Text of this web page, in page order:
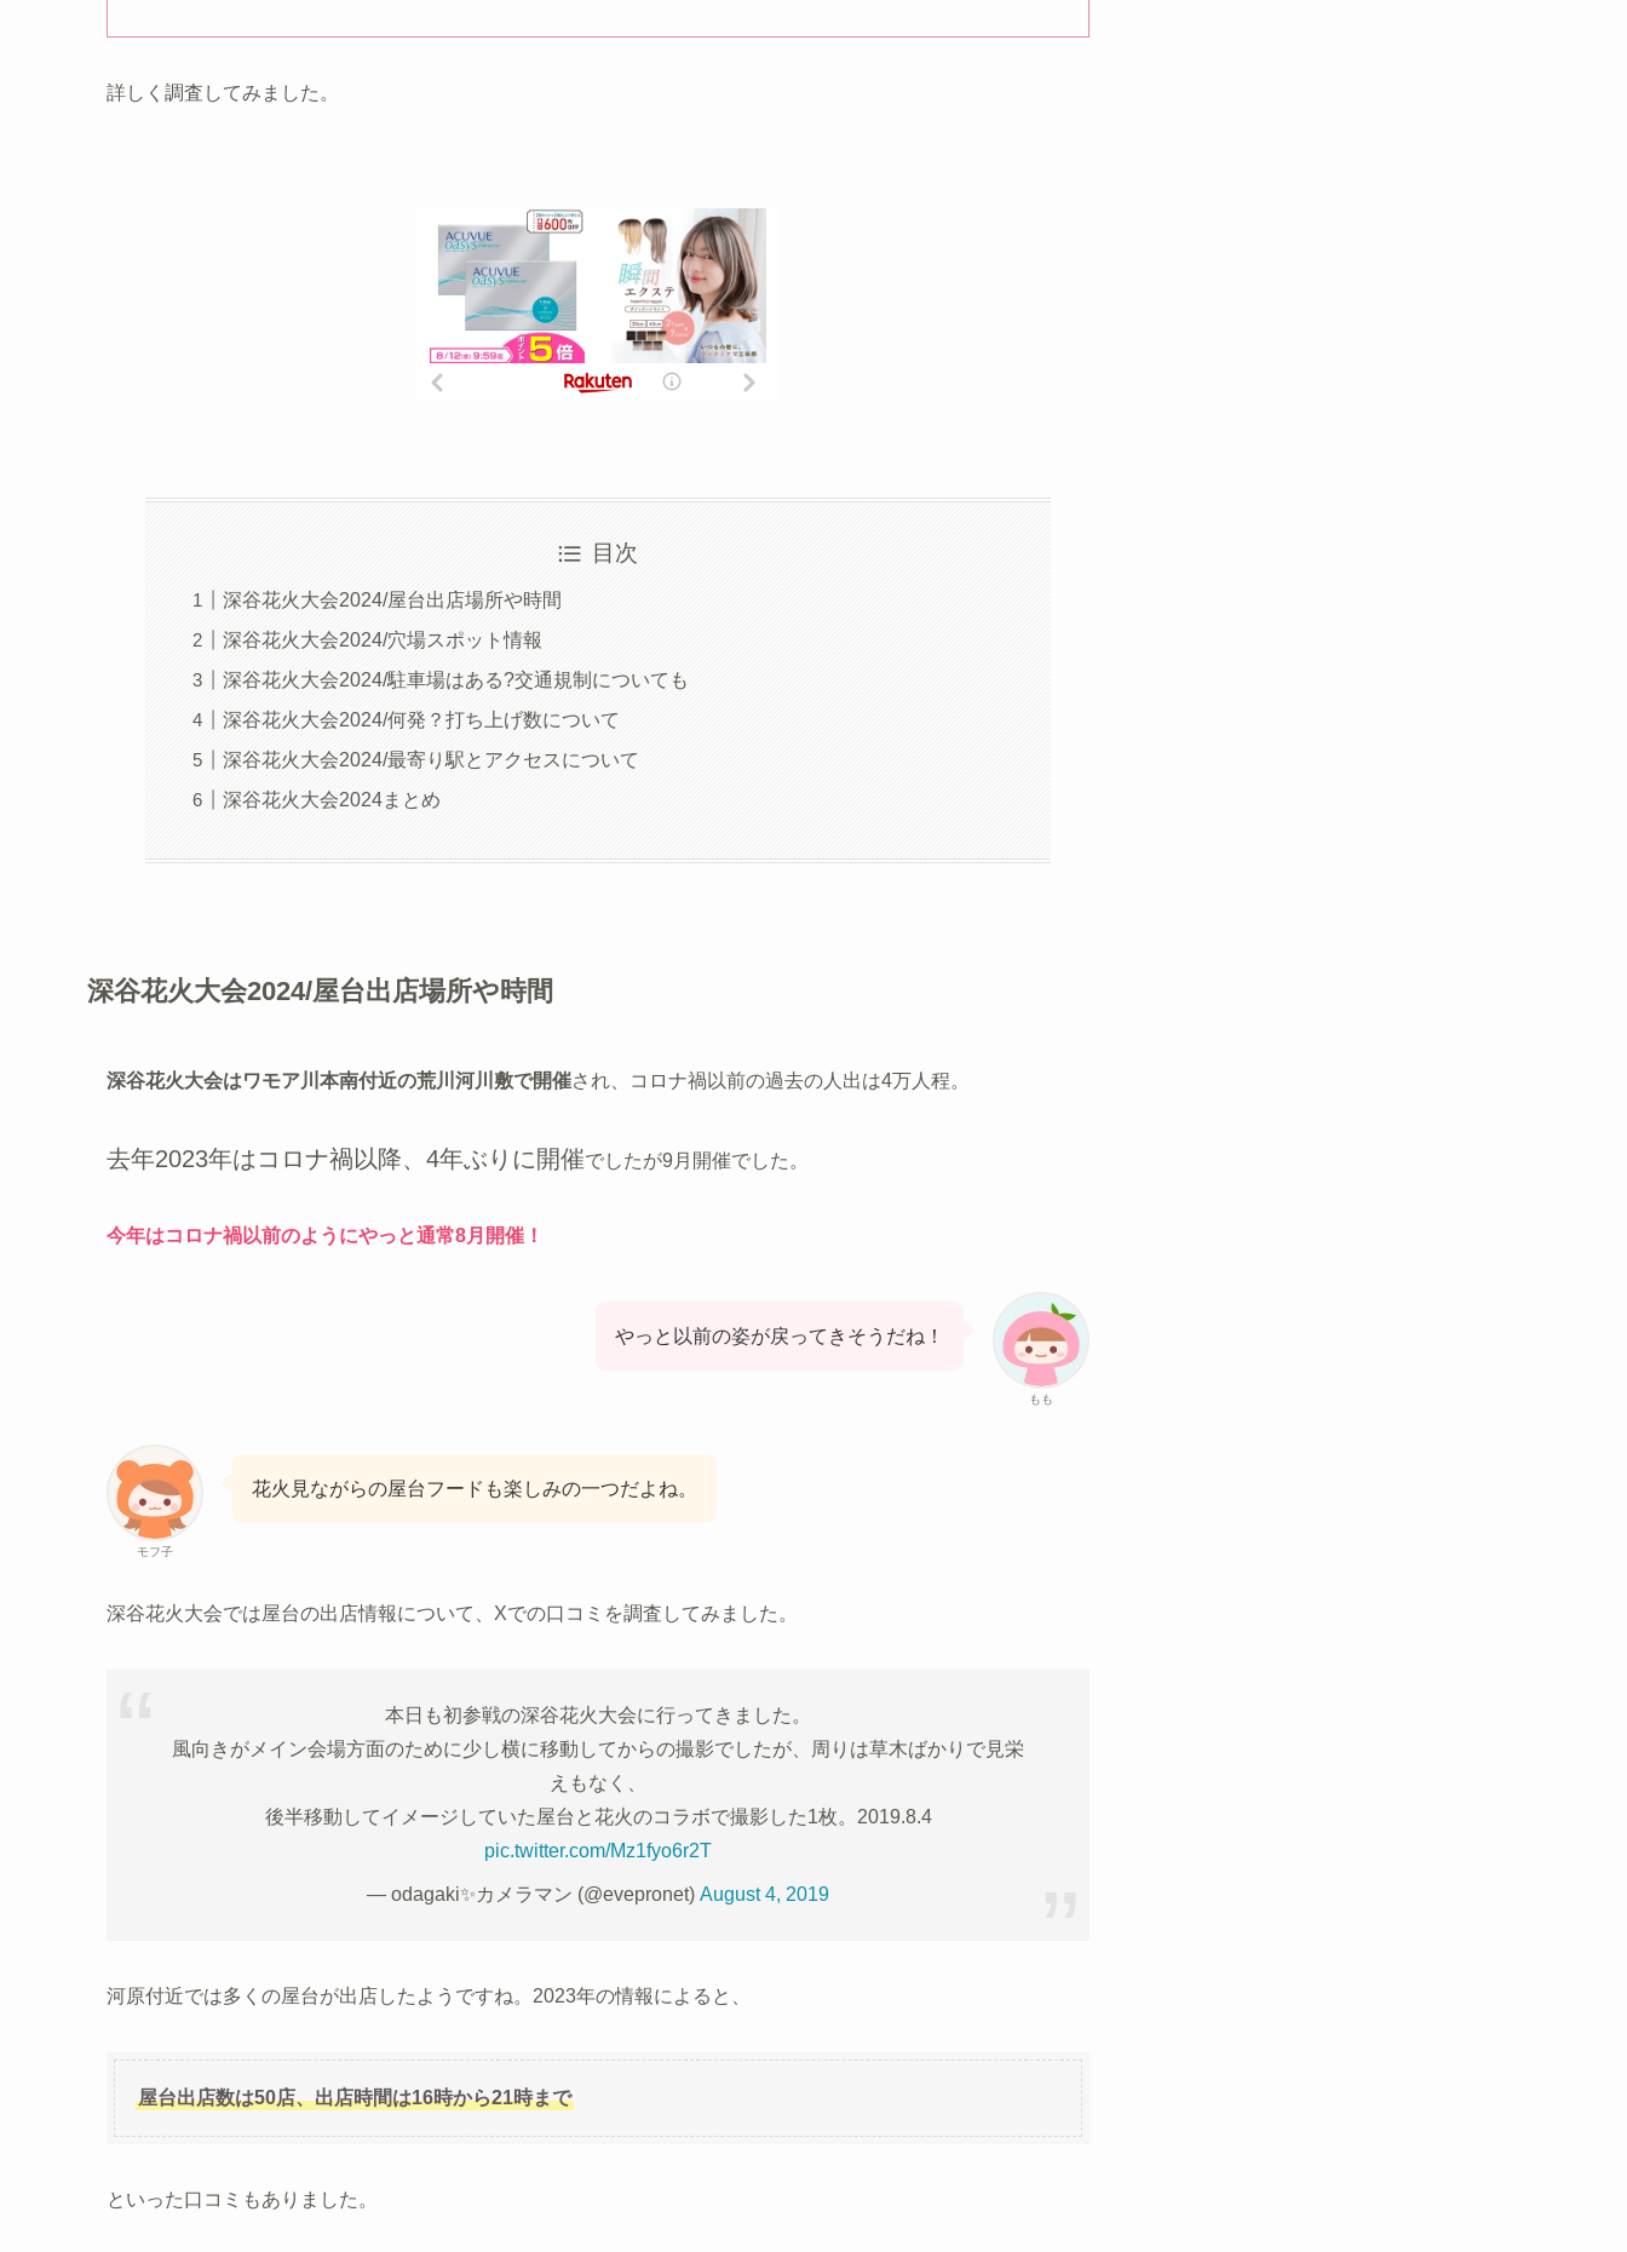
詳しく調査してみました。
目次
深谷花火大会2024/屋台出店場所や時間
深谷花火大会2024/穴場スポット情報
深谷花火大会2024/駐車場はある?交通規制についても
深谷花火大会2024/何発？打ち上げ数について
深谷花火大会2024/最寄り駅とアクセスについて
深谷花火大会2024まとめ
深谷花火大会2024/屋台出店場所や時間
深谷花火大会はワモア川本南付近の荒川河川敷で開催され、コロナ禍以前の過去の人出は4万人程。
去年2023年はコロナ禍以降、4年ぶりに開催でしたが9月開催でした。
今年はコロナ禍以前のようにやっと通常8月開催！
もも
やっと以前の姿が戻ってきそうだね！
モフ子
花火見ながらの屋台フードも楽しみの一つだよね。
深谷花火大会では屋台の出店情報について、Xでの口コミを調査してみました。
本日も初参戦の深谷花火大会に行ってきました。
風向きがメイン会場方面のために少し横に移動してからの撮影でしたが、周りは草木ばかりで見栄
えもなく、
後半移動してイメージしていた屋台と花火のコラボで撮影した1枚。2019.8.4
pic.twitter.com/Mz1fyo6r2T
— odagaki✨カメラマン (@evepronet) August 4, 2019
河原付近では多くの屋台が出店したようですね。2023年の情報によると、
屋台出店数は50店、出店時間は16時から21時まで
といった口コミもありました。